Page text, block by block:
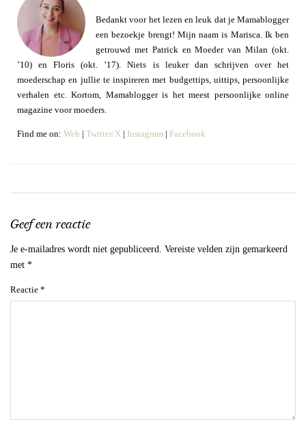
Bedankt voor het lezen en leuk dat je Mamablogger
een bezoekje brengt! Mijn naam is Marisca. Ik ben
getrouwd met Patrick en Moeder van Milan (okt.
’10) en Floris (okt. ’17). Niets is leuker dan schrijven over het
moederschap en jullie te inspireren met budgettips, uittips, persoonlijke
verhalen etc. Kortom, Mamablogger is het meest persoonlijke online
magazine voor moeders.
Find me on: Web | Twitter/X | Instagram | Facebook
Geef een reactie
Je e-mailadres wordt niet gepubliceerd. Vereiste velden zijn gemarkeerd
met *
Reactie *